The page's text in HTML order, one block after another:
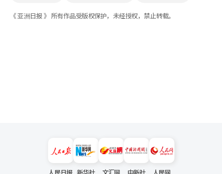
《 亚洲日报 》 所有作品受版权保护，未经授权，禁止转载。